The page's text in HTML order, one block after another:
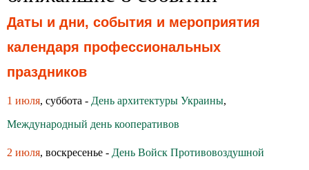
Даты и дни, события и мероприятия
календаря профессиональных
праздников
1 июля, суббота - День архитектуры Украины,
Международный день кооперативов
2 июля, воскресенье - День Войск Противовоздушной